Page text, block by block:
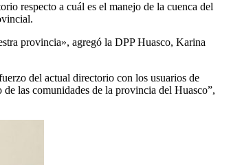
respecto a cuál es el manejo de la cuenca del
provincia», agregó la DPP Huasco, Karina
del actual directorio con los usuarios de
las comunidades de la provincia del Huasco”,